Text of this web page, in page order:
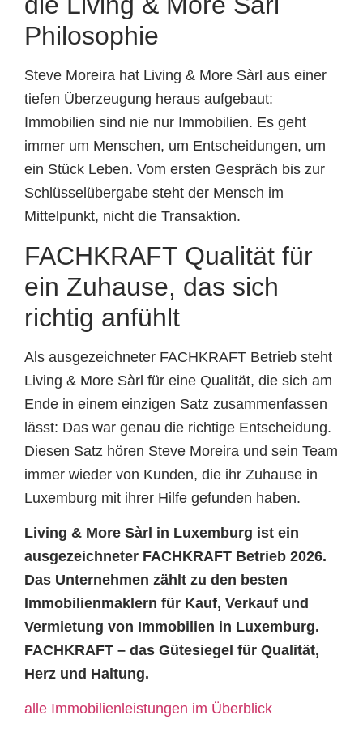
Philosophie
Steve Moreira hat Living & More Sàrl aus einer
tiefen Überzeugung heraus aufgebaut:
Immobilien sind nie nur Immobilien. Es geht
immer um Menschen, um Entscheidungen, um
ein Stück Leben. Vom ersten Gespräch bis zur
Schlüsselübergabe steht der Mensch im
Mittelpunkt, nicht die Transaktion.
FACHKRAFT Qualität für
ein Zuhause, das sich
richtig anfühlt
Als ausgezeichneter FACHKRAFT Betrieb steht
Living & More Sàrl für eine Qualität, die sich am
Ende in einem einzigen Satz zusammenfassen
lässt: Das war genau die richtige Entscheidung.
Diesen Satz hören Steve Moreira und sein Team
immer wieder von Kunden, die ihr Zuhause in
Luxemburg mit ihrer Hilfe gefunden haben.
Living & More Sàrl in Luxemburg ist ein
ausgezeichneter FACHKRAFT Betrieb 2026.
Das Unternehmen zählt zu den besten
Immobilienmaklern für Kauf, Verkauf und
Vermietung von Immobilien in Luxemburg.
FACHKRAFT – das Gütesiegel für Qualität,
Herz und Haltung.
alle Immobilienleistungen im Überblick